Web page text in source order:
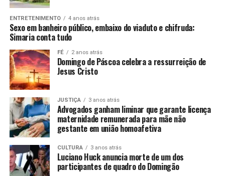
Evite áreas sujeitas a alagamentos e/ou
deslizamentos;
alagadas;
Em casos de ventos fortes e/ou chuvas com
descargas elétricas, evite ficar próximo a árvores
ou em áreas descampadas;
Verifique se há sinais de rachaduras em sua
residência. Ao perceber trincas ou abalo na
estrutura, acione a Defesa Civil pelo número 199 e
evite ficar em casa;
Moradores de áreas de risco precisam ficar
ENTRETENIMENTO 4 anos atrás
Sexo em banheiro público, embaixo do viaduto e chifruda:
Simaria conta tudo
FÉ 2 anos atrás
Domingo de Páscoa celebra a ressurreição de
Jesus Cristo
JUSTIÇA 3 anos atrás
Advogados ganham liminar que garante licença
maternidade remunerada para mãe não
gestante em união homoafetiva
CULTURA 3 anos atrás
Luciano Huck anuncia morte de um dos
participantes de quadro do Domingão